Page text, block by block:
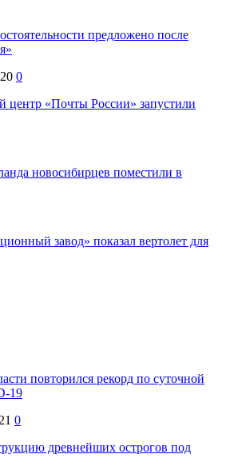
предложено после
0
центр «Почты России» запустили
новосибирцев поместили в
завод» показал вертолет для
повторился рекорд по суточной
19
0
древнейших острогов под